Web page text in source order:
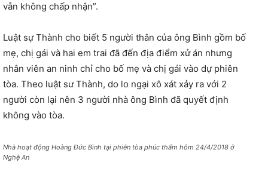
vẫn không chấp nhận”.
Luật sự Thành cho biết 5 người thân của ông Bình gồm bố
mẹ, chị gái và hai em trai đã đến địa điểm xử án nhưng
nhân viên an ninh chỉ cho bố mẹ và chị gái vào dự phiên
tòa. Theo luật sư Thành, do lo ngại xô xát xảy ra với 2
người còn lại nên 3 người nhà ông Bình đã quyết định
không vào tòa.
Nhà hoạt động Hoàng Đức Bình tại phiên tòa phúc thẩm hôm 24/4/2018 ở
Nghệ An